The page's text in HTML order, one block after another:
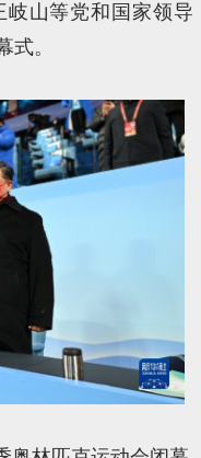
山等党和国家领导
式。